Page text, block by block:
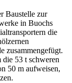
Baustelle zur
in Buochs
die
zusammengefügt.
die 53 t schweren
50 m aufweisen,